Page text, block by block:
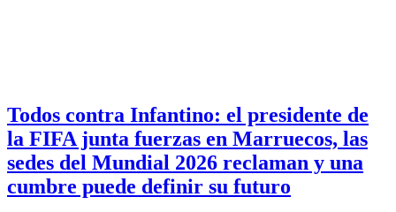
Todos contra Infantino: el presidente de
la FIFA junta fuerzas en Marruecos, las
sedes del Mundial 2026 reclaman y una
cumbre puede definir su futuro